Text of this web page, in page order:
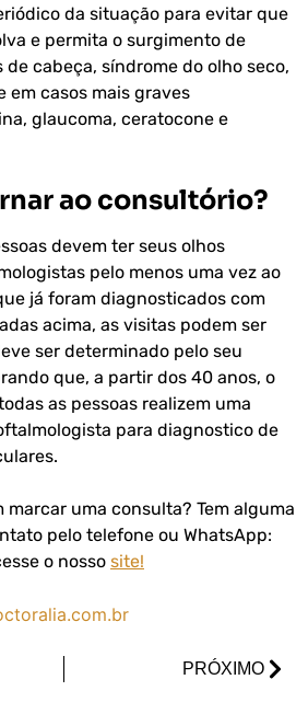
da situação para evitar que
e permita o surgimento de
cabeça, síndrome do olho seco,
em casos mais graves
glaucoma, ceratocone e
ao consultório?
devem ter seus olhos
pelo menos uma vez ao
já foram diagnosticados com
acima, as visitas podem ser
ser determinado pelo seu
que, a partir dos 40 anos, o
as pessoas realizem uma
para diagnostico de
marcar uma consulta? Tem alguma
pelo telefone ou WhatsApp:
o nosso site!
PRÓXIMO